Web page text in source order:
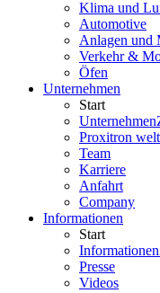
Klima und
Automotive
Anlagen und
Verkehr &
Öfen
Unternehmen
Start
Unternehmen
Proxitron
Team
Karriere
Anfahrt
Company
Informationen
Start
Informationen
Presse
Videos